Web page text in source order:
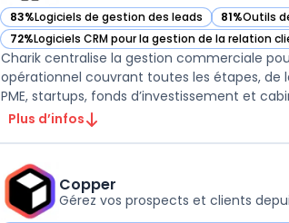
83%Logiciels de gestion des leads
— voir Charik dans cette catégorie 81%Outils
— voir
72%Logiciels CRM pour la gestion de la relation
— voir Charik dans cette catégorie
Charik centralise la gestion commerciale
opérationnel couvrant toutes les étapes, de
PME, startups, fonds d’investissement et
Plus d’infos
Copper
Gérez vos prospects et clients